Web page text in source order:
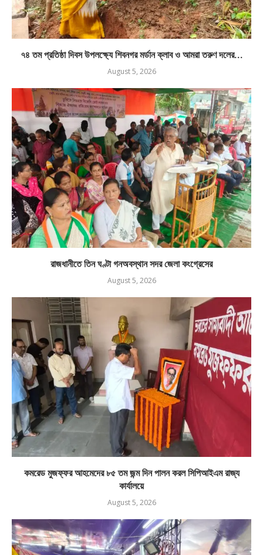
৭৪ তম প্রতিষ্ঠা দিবস উপলক্ষ্যে শিবনগর মর্ডান ক্লাব ও আমরা তরুণ দলের...
August 5, 2026
রাজধানীতে তিন ঘণ্টা গনঅবস্থান সদর জেলা কংগ্রেসের
August 5, 2026
কমরেড মুজফ্ফর আহমেদের ৮৫ তম জন্ম দিন পালন করল সিপিআইএম রাজ্য
কার্যালয়ে
August 5, 2026